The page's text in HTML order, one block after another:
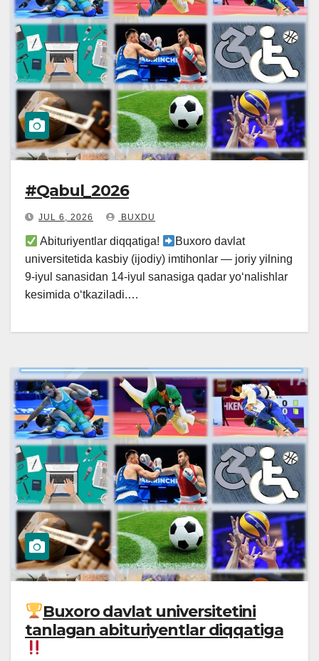
#Qabul_2026
JUL 6, 2026 BUXDU
Abituriyentlar diqqatiga!
Buxoro davlat
universitetida kasbiy (ijodiy) imtihonlar — joriy yilning
9-iyul sanasidan 14-iyul sanasiga qadar yo‘nalishlar
kesimida o‘tkaziladi.…
Buxoro davlat universitetini
tanlagan abituriyentlar diqqatiga